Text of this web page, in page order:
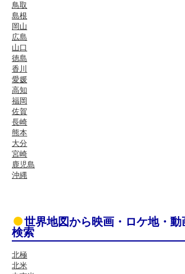
鳥取
島根
岡山
広島
山口
徳島
香川
愛媛
高知
福岡
佐賀
長崎
熊本
大分
宮崎
鹿児島
沖縄
世界地図から映画・ロケ地・動
検索
北極
北米